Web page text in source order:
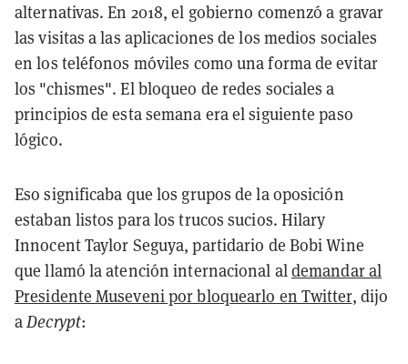
alternativas. En 2018, el gobierno comenzó a gravar
las visitas a las aplicaciones de los medios sociales
en los teléfonos móviles como una forma de evitar
los "chismes". El bloqueo de redes sociales a
principios de esta semana era el siguiente paso
lógico.
Eso significaba que los grupos de la oposición
estaban listos para los trucos sucios. Hilary
Innocent Taylor Seguya, partidario de Bobi Wine
que llamó la atención internacional al demandar al
Presidente Museveni por bloquearlo en Twitter, dijo
a Decrypt: